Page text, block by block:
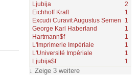
2
Ljubija
1
Eichhoff Kraft
1
Excudi Curavit Augustus Semen
1
George Karl Haberland
1
Hartmann$f
1
L'Imprimerie Impériale
1
L'Université Impériale
1
Ljubija$f
Zeige 3 weitere